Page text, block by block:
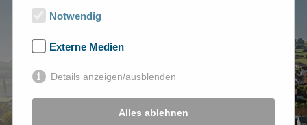
Notwendig
Externe Medien
Details anzeigen/ausblenden
Alles ablehnen